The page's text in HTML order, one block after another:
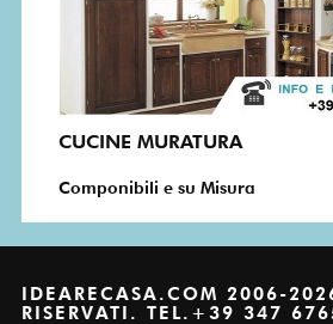
CUCINE MURATURA
Componibili e su Misura
IDEARECASA.COM 2006-
RISERVATI. TEL.+39 347